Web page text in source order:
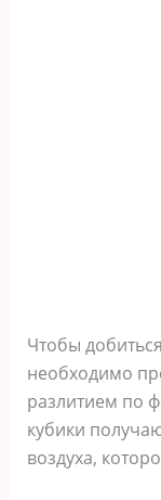
Чтобы
необходимо
разлитием по
кубики
воздуха,